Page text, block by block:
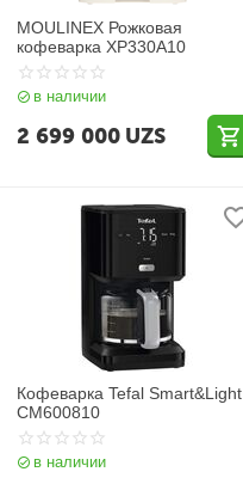
MOULINEX Рожковая
кофеварка XP330A10
в наличии
2 699 000 UZS
Кофеварка Tefal Smart&Light
CM600810
в наличии